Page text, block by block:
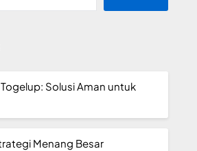
Solusi Aman untuk
Menang Besar